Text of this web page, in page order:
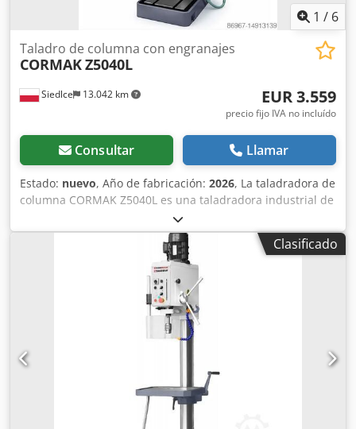
1 / 6
Siedlce 13.042 km
Taladro de columna con engranajes
CORMAKZ5040L
EUR 3.559
precio fijo IVA no incluído
Consultar Llamar
Estado: nuevo, Año de fabricación: 2026, La taladradora de
columna CORMAK Z5040L es una taladradora industrial de
columna para metal, diseñada para trabajos intensivos y
de precisión en plantas de producción y talleres de
herramientas. Equipada con avance automático, función
de roscado y una mesa de ranuras giratoria e inclinable,
permite realizar de forma eficaz las operaciones de
taladrado y roscado más exigentes. Se trata de una
taladradora industrial completa, que ofrece una
flexibilidad total en la configuración y seguridad de uso.
Principales ventajas de la máquina Crsdpfx Amjridxxsyjf *
Avance automático del husillo: con dos valores de avance
(0,1 mm y 0,2 mm/rev), permite un funcionamiento estable
y repetible a grandes profundidades de taladrado. * Mesa
de ranuras giratoria e inclinable: ajustable alrededor de la
Clasificado